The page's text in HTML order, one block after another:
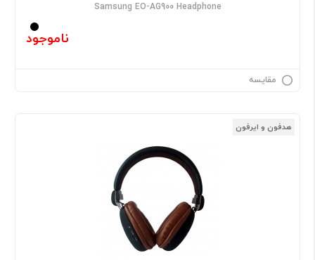
Samsung EO-AG900 Headphone
ناموجود
مقایسه
هدفون و ایرفون